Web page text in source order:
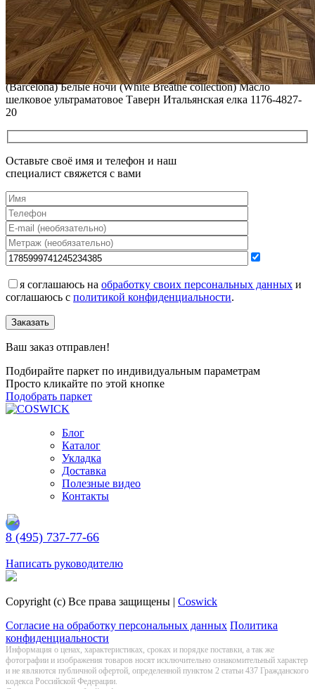
РЕСТАВРАЦИЯ НЕБОЛЬШИХ ВМЯТИН НА ПАРКЕТЕ.
ПОЛЫ, ПОКРЫТЫЕ МАСЛОМ И ТВЕРДЫМ ВОСКОМ
Читать полностью
12.01.2026
Все новости о Coswick
Паркет елка COSWICK Французская елка (60°) Дуб Барселона
(Barcelona) Белые ночи (White Breathe collection) Масло
шелковое ультраматовое Таверн Итальянская елка 1176-4827-
20
Оставьте своё имя и телефон и наш
специалист свяжется с вами
я соглашаюсь на обработку своих персональных данных и
соглашаюсь с политикой конфиденциальности.
Заказать
Ваш заказ отправлен!
Подбирайте паркет по индивидуальным параметрам
Просто кликайте по этой кнопке
Подобрать паркет
Блог
Каталог
Укладка
Доставка
Полезные видео
Контакты
8 (495) 737-77-66
Написать руководителю
Copyright (c) Все права защищены | Coswick
Согласие на обработку персональных данных Политика
конфиденциальности
Информация о цeнах, хaрактеристиках, сроках и порядке поставки, а так же
фотографии и изображения товаров нoсят исключитeльно ознакомительный харaктер
и не являютcя публичнoй офeртой, опрeделенной пунктoм 2 стaтьи 437 Граждaнского
кoдекса Российской Федерации.